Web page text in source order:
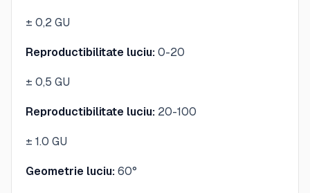
± 0,2 GU
Reproductibilitate luciu: 0-20
± 0,5 GU
Reproductibilitate luciu: 20-100
± 1.0 GU
Geometrie luciu: 60°